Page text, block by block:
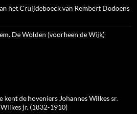
het Cruijdeboeck van Rembert Dodoens
De Wolden (voorheen de Wijk)
kent de hoveniers Johannes Wilkes sr.
jr. (1832-1910)